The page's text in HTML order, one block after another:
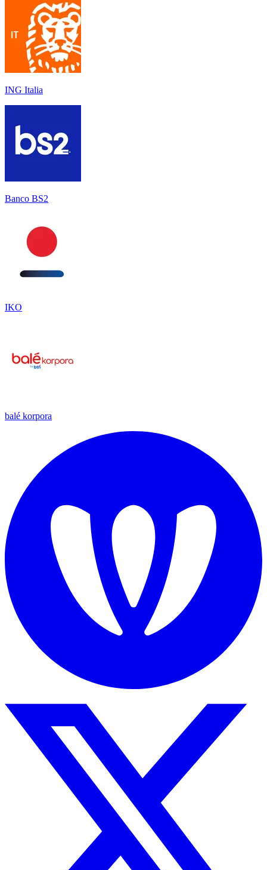
ING Italia
Banco BS2
IKO
balé korpora